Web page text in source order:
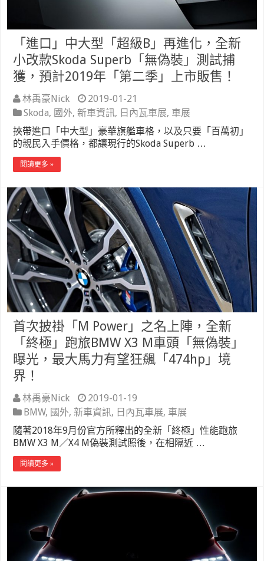
「進口」中大型「超級B」再進化，全新
小改款Skoda Superb「無偽裝」測試捕
獲，預計2019年「第二季」上市販售！
林禹豪Nick
2019-01-21
Skoda, 國外,新車資訊, 日內瓦車展, 車展
挾帶進口「中大型」豪華旗艦車格，以及只要「百萬初」
的親民入手價格，都讓現行的Skoda Superb …
閱讀更多 »
首次披褂「M Power」之名上陣，全新
「終極」跑旅BMW X3 M車頭「無偽裝」
曝光，最大馬力有望狂飆「474hp」境
界！
林禹豪Nick
2019-01-19
BMW, 國外,新車資訊, 日內瓦車展, 車展
隨著2018年9月份官方所釋出的全新「終極」性能跑旅
BMW X3 M／X4 M偽裝測試照後，在相隔近 …
閱讀更多 »